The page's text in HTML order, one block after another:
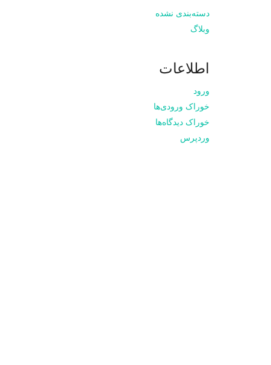
دسته‌بندی نشده
وبلاگ
اطلاعات
ورود
خوراک ورودی‌ها
خوراک دیدگاه‌ها
وردپرس